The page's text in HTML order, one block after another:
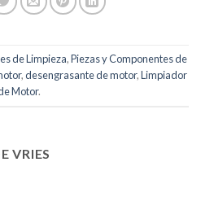
de Limpieza,Piezas y Componentes de
,desengrasante de motor,Limpiador
Motor.
VRIES